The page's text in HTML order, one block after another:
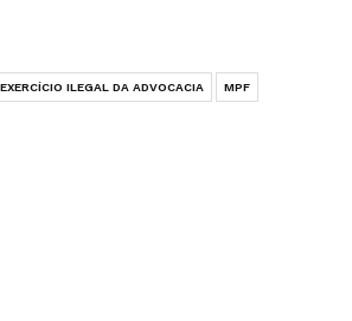
EXERCÍCIO ILEGAL DA ADVOCACIA MPF